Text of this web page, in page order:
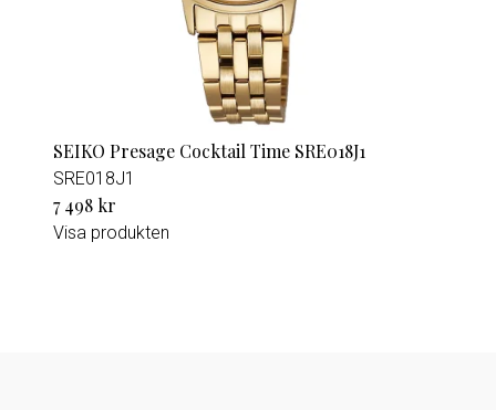
SEIKO Presage Cocktail Time SRE018J1
SRE018J1
7 498 kr
Visa produkten